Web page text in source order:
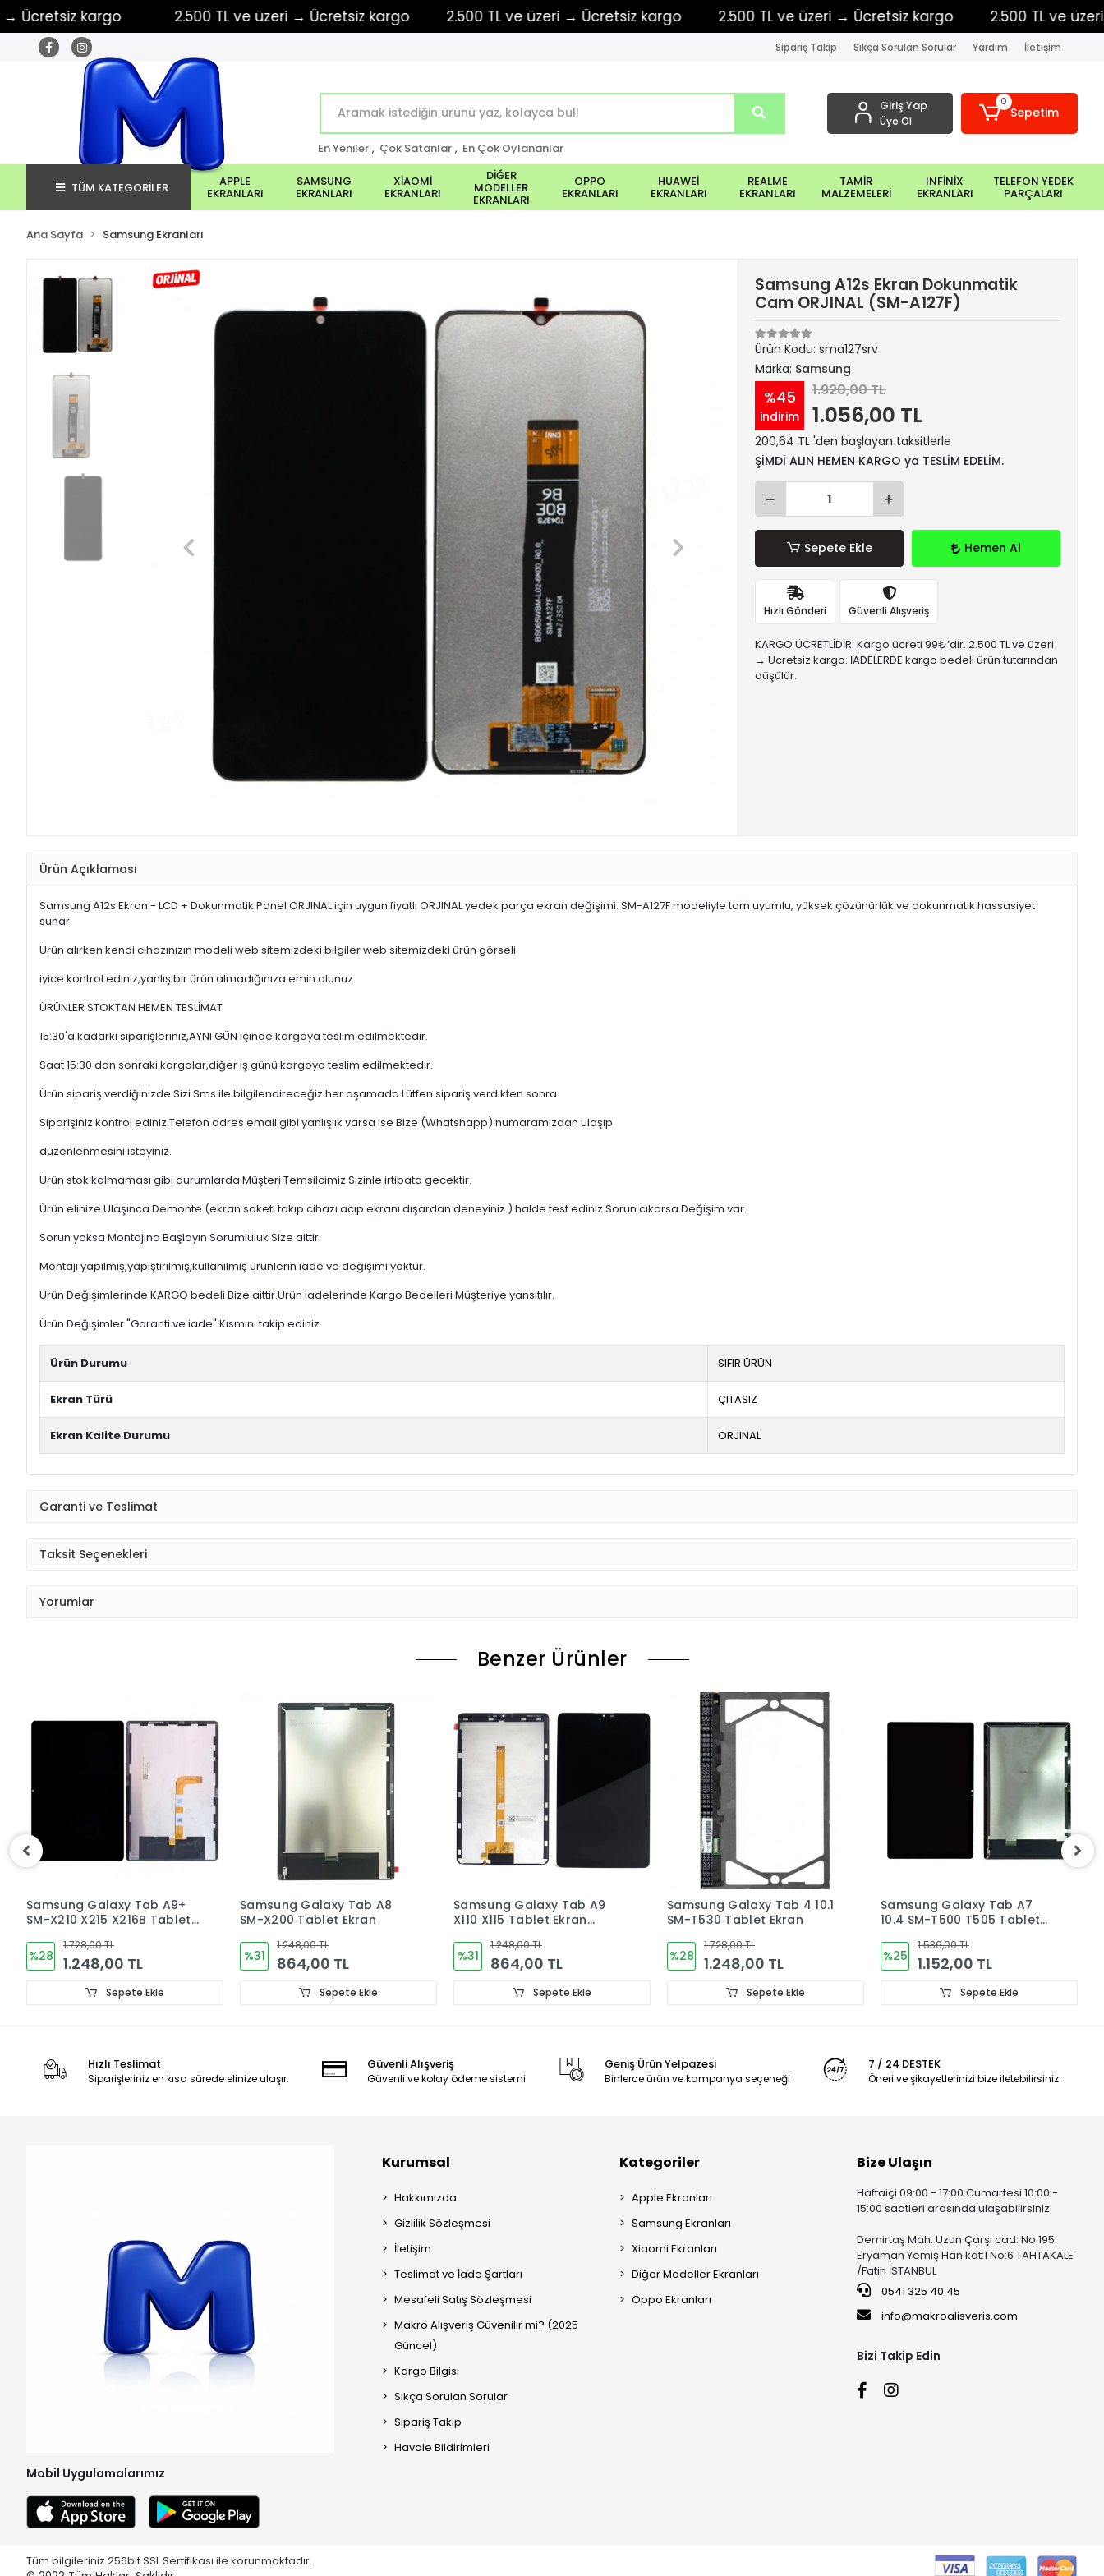
kargo 2.500 TL ve üzeri → Ücretsiz kargo 2.500 TL ve üzeri → Ücretsiz kargo 2.500 TL ve üzeri → Ücretsiz kargo 2.500 TL ve üzeri →
Sipariş Takip Sıkça Sorulan Sorular Yardım İletişim
En Yeniler , Çok Satanlar , En Çok Oylananlar
Giriş Yap
Üye Ol
0
Sepetim
TÜM KATEGORİLER APPLE
EKRANLARI
SAMSUNG
EKRANLARI
XİAOMİ
EKRANLARI
DİĞER
MODELLER
EKRANLARI
OPPO
EKRANLARI
HUAWEİ
EKRANLARI
REALME
EKRANLARI
TAMİR
MALZEMELERİ
INFİNİX
EKRANLARI
TELEFON YEDEK
PARÇALARI
Ana Sayfa Samsung Ekranları
Samsung A12s Ekran Dokunmatik
Cam ORJINAL (SM-A127F)
Ürün Kodu:sma127srv
Marka: Samsung
%45
indirim
1.920,00 TL
1.056,00 TL
200,64 TL 'den başlayan taksitlerle
ŞİMDİ ALIN HEMEN KARGO ya TESLİM EDELİM.
Sepete Ekle Hemen Al
Hızlı Gönderi Güvenli Alışveriş
KARGO ÜCRETLİDİR. Kargo ücreti 99₺’dir. 2.500 TL ve üzeri
→ Ücretsiz kargo. İADELERDE kargo bedeli ürün tutarından
düşülür.
Ürün Açıklaması
Samsung A12s Ekran - LCD + Dokunmatik Panel ORJINAL için uygun fiyatlı ORJINAL yedek parça ekran değişimi. SM-A127F modeliyle tam uyumlu, yüksek çözünürlük ve dokunmatik hassasiyet
sunar.
Ürün alırken kendi cihazınızın modeli web sitemizdeki bilgiler web sitemizdeki ürün görseli
iyice kontrol ediniz,yanlış bir ürün almadığınıza emin olunuz.
ÜRÜNLER STOKTAN HEMEN TESLİMAT
15:30'a kadarki siparişleriniz,AYNI GÜN içinde kargoya teslim edilmektedir.
Saat 15:30 dan sonraki kargolar,diğer iş günü kargoya teslim edilmektedir.
Ürün sipariş verdiğinizde Sizi Sms ile bilgilendireceğiz her aşamada Lütfen sipariş verdikten sonra
Siparişiniz kontrol ediniz.Telefon adres email gibi yanlışlık varsa ise Bize (Whatshapp) numaramızdan ulaşıp
düzenlenmesini isteyiniz.
Ürün stok kalmaması gibi durumlarda Müşteri Temsilcimiz Sizinle irtibata gecektir.
Ürün elinize Ulaşınca Demonte (ekran soketi takıp cihazı acıp ekranı dışardan deneyiniz.) halde test ediniz.Sorun cıkarsa Değişim var.
Sorun yoksa Montajına Başlayın Sorumluluk Size aittir.
Montajı yapılmış,yapıştırılmış,kullanılmış ürünlerin iade ve değişimi yoktur.
Ürün Değişimlerinde KARGO bedeli Bize aittir.Ürün iadelerinde Kargo Bedelleri Müşteriye yansıtılır.
Ürün Değişimler "Garanti ve iade" Kısmını takip ediniz.
Ürün Durumu SIFIR ÜRÜN
Ekran Türü ÇITASIZ
Ekran Kalite Durumu ORJINAL
Garanti ve Teslimat
Taksit Seçenekleri
Yorumlar
Benzer Ürünler
Samsung Galaxy Tab A8
SM-X200 Tablet Ekran
%31
1.248,00 TL
864,00 TL
Sepete Ekle
Samsung Galaxy Tab A9
X110 X115 Tablet Ekran
%31
1.248,00 TL
864,00 TL
Sepete Ekle
Samsung Galaxy Tab 4 10.1
SM-T530 Tablet Ekran
%28
1.728,00 TL
1.248,00 TL
Sepete Ekle
Samsung Galaxy Tab A7
10.4 SM-T500 T505 Tablet
%25
1.536,00 TL
1.152,00 TL
Sepete Ekle
Samsung Galaxy Tab A 8.0
SM-T290 T297 Tablet Ekran
%36
1.344,00 TL
864,00 TL
Sepete Ekle
Hızlı Teslimat
Siparişleriniz en kısa sürede elinize ulaşır.
Güvenli Alışveriş
Güvenli ve kolay ödeme sistemi
Geniş Ürün Yelpazesi
Binlerce ürün ve kampanya seçeneği
7 / 24 DESTEK
Öneri ve şikayetlerinizi bize iletebilirsiniz.
Mobil Uygulamalarımız
Kurumsal
Hakkımızda
Gizlilik Sözleşmesi
İletişim
Teslimat ve İade Şartları
Mesafeli Satış Sözleşmesi
Makro Alışveriş Güvenilir mi? (2025
Güncel)
Kargo Bilgisi
Sıkça Sorulan Sorular
Sipariş Takip
Havale Bildirimleri
Kategoriler
Apple Ekranları
Samsung Ekranları
Xiaomi Ekranları
Diğer Modeller Ekranları
Oppo Ekranları
Bize Ulaşın
Haftaiçi 09:00 - 17:00 Cumartesi 10:00 -
15:00 saatleri arasında ulaşabilirsiniz.
Demirtaş Mah. Uzun Çarşı cad. No:195
Eryaman Yemiş Han kat:1 No:6 TAHTAKALE
/Fatih İSTANBUL
0541 325 40 45
info@makroalisveris.com
Bizi Takip Edin
Tüm bilgileriniz 256bit SSL Sertifikası ile korunmaktadır.